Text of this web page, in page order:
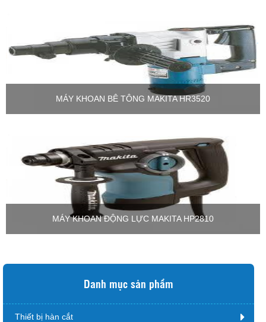
MÁY KHOAN BÊ TÔNG MAKITA HR3520
MÁY KHOAN ĐỘNG LỰC MAKITA HP2810
Danh mục sản phẩm
Thiết bị hàn cắt